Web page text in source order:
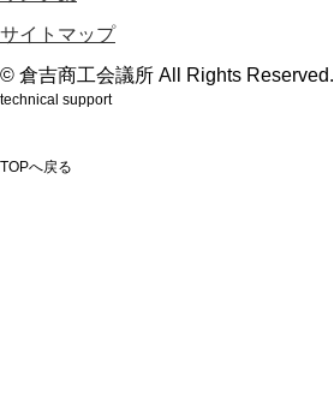
サイトマップ
© 倉吉商工会議所 All Rights Reserved.
technical support
TOPへ戻る